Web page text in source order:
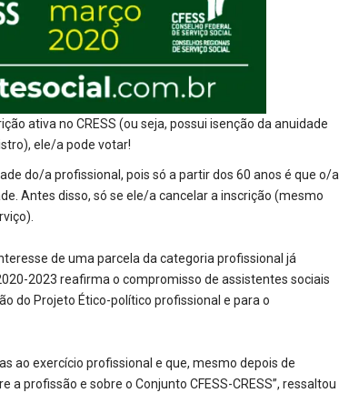
ativa no CRESS (ou seja, possui isenção da anuidade
ele/a pode votar!
do/a profissional, pois só a partir dos 60 anos é que o/a
Antes disso, só se ele/a cancelar a inscrição (mesmo
de uma parcela da categoria profissional já
2023 reafirma o compromisso de assistentes sociais
do Projeto Ético-político profissional e para o
ao exercício profissional e que, mesmo depois de
profissão e sobre o Conjunto CFESS-CRESS”, ressaltou